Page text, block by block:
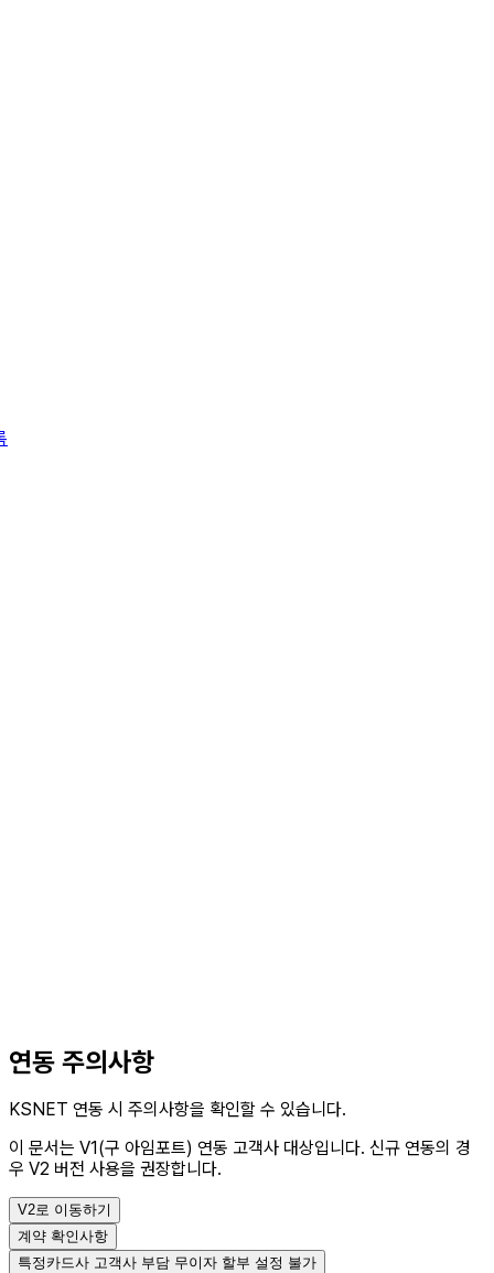
연동 주의사항
KSNET 연동 시 주의사항을 확인할 수 있습니다.
이 문서는 V1(구 아임포트) 연동 고객사 대상입니다. 신규 연동의 경
우 V2 버전 사용을 권장합니다.
V2로 이동하기
계약 확인사항
특정카드사 고객사 부담 무이자 할부 설정 불가